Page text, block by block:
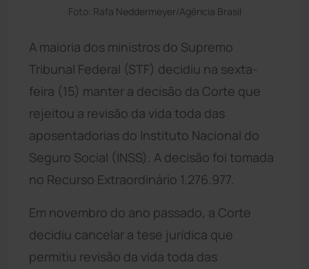
Foto: Rafa Neddermeyer/Agência Brasil
A maioria dos ministros do Supremo
Tribunal Federal (STF) decidiu na sexta-
feira (15) manter a decisão da Corte que
rejeitou a revisão da vida toda das
aposentadorias do Instituto Nacional do
Seguro Social (INSS). A decisão foi tomada
no Recurso Extraordinário 1.276.977.
Em novembro do ano passado, a Corte
decidiu cancelar a tese jurídica que
permitiu revisão da vida toda das